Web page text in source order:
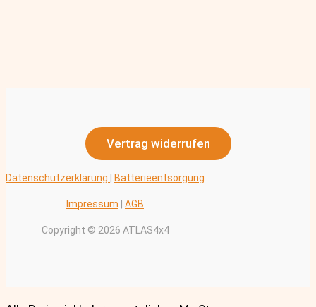
Vertrag widerrufen
Datenschutzerklärung Batterieentsorgung
Impressum AGB
Copyright © 2026 ATLAS4x4